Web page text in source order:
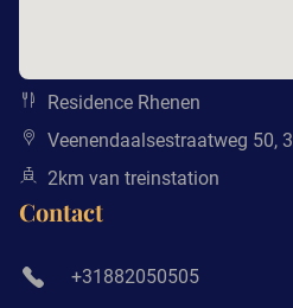
Residence Rhenen
Veenendaalsestraatweg 50,
2km van treinstation
Contact
+31882050505